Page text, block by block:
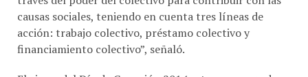
acción: trabajo colectivo, préstamo colectivo y
financiamiento colectivo”, señaló.